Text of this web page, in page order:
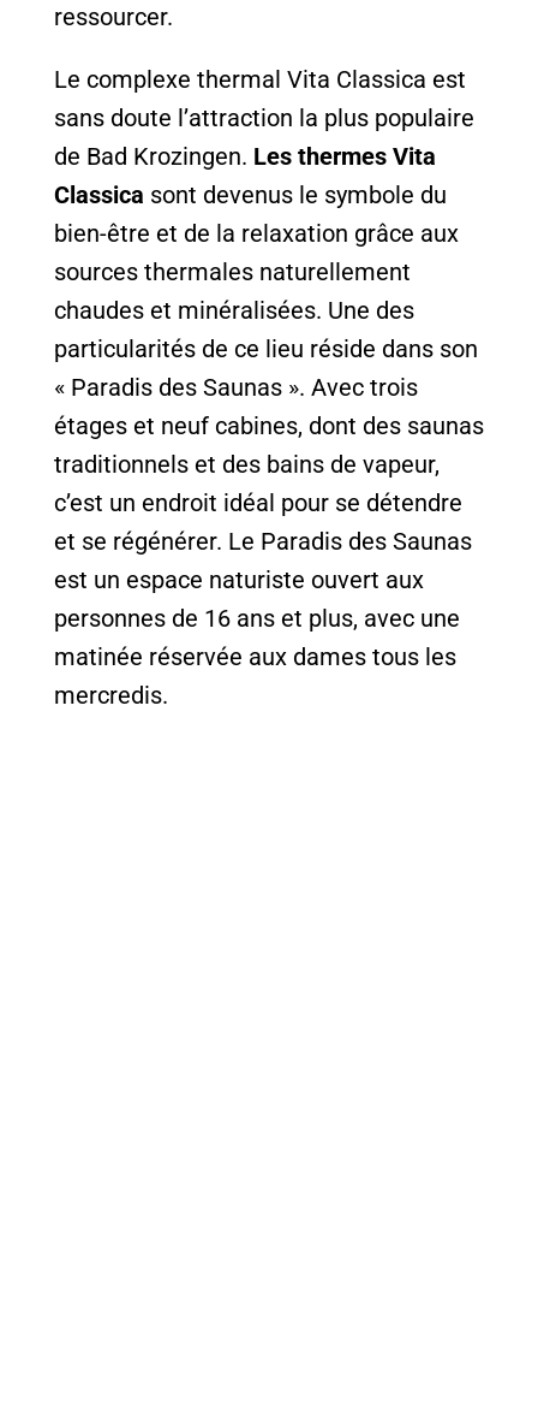
ressourcer.
Le complexe thermal Vita Classica est
sans doute l’attraction la plus populaire
de Bad Krozingen. Les thermes Vita
Classica sont devenus le symbole du
bien-être et de la relaxation grâce aux
sources thermales naturellement
chaudes et minéralisées. Une des
particularités de ce lieu réside dans son
« Paradis des Saunas ». Avec trois
étages et neuf cabines, dont des saunas
traditionnels et des bains de vapeur,
c’est un endroit idéal pour se détendre
et se régénérer. Le Paradis des Saunas
est un espace naturiste ouvert aux
personnes de 16 ans et plus, avec une
matinée réservée aux dames tous les
mercredis.